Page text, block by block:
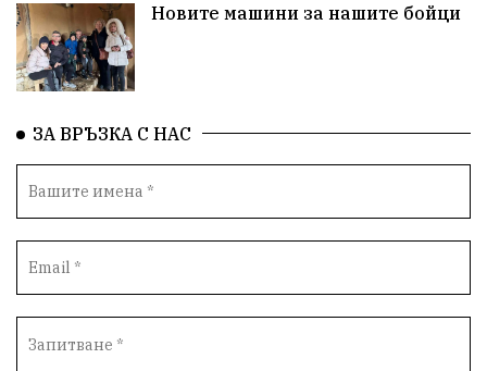
Новите машини за нашите бойци
ЗА ВРЪЗКА С НАС